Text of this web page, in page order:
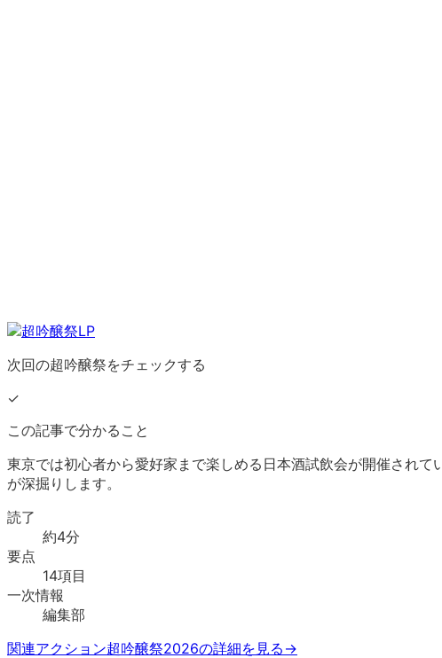
次回の超吟醸祭をチェックする
✓
この記事で分かること
東京では初心者から愛好家まで楽しめる日本酒試飲会が開催され
が深掘りします。
読了
約4分
要点
14項目
一次情報
編集部
関連アクション超吟醸祭2026の詳細を見る →